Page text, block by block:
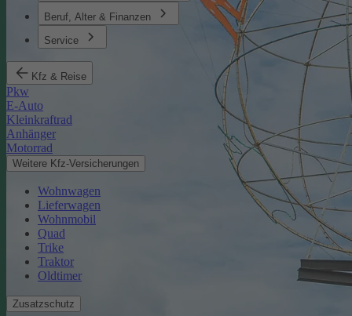
Beruf, Alter & Finanzen
Service
Kfz & Reise
Pkw
E-Auto
Kleinkraftrad
Anhänger
Motorrad
Weitere Kfz-Versicherungen
Wohnwagen
Lieferwagen
Wohnmobil
Quad
Trike
Traktor
Oldtimer
Zusatzschutz